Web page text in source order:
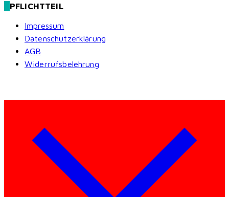
PFLICHTTEIL
Impressum
Datenschutzerklärung
AGB
Widerrufsbelehrung